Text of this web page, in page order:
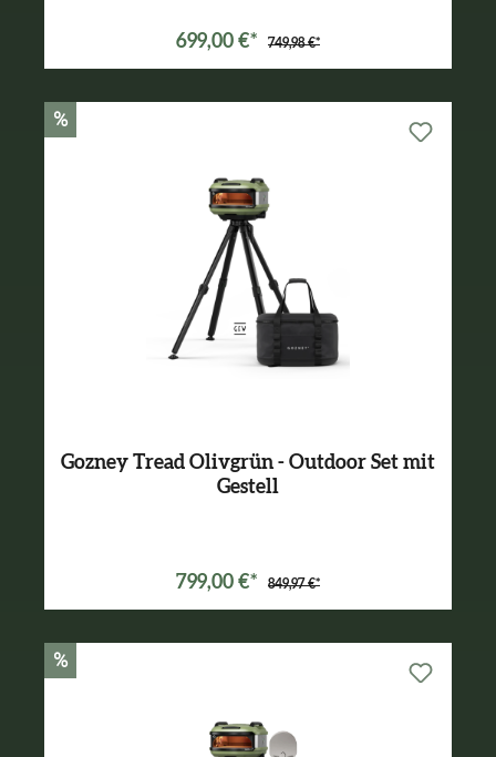
699,00 €* 749,98 €*
%
Gozney Tread Olivgrün - Outdoor Set mit
Gestell
799,00 €* 849,97 €*
%